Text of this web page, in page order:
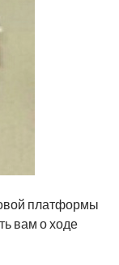
платформы
вам о ходе